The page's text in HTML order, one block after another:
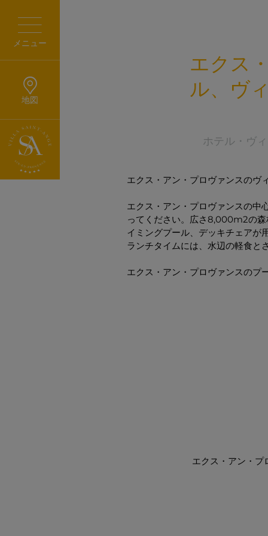
メニュー
地図
エクス
ル、ヴ
ホテル・ヴ
エクス・アン・プロヴァンスのヴ
エクス・アン・プロヴァンスの中
ってください。広さ8,000m2の森
イミングプール、デッキチェアが
ランチタイムには、水辺の軽食と
エクス・アン・プロヴァンスのプ
エクス・アン・プ